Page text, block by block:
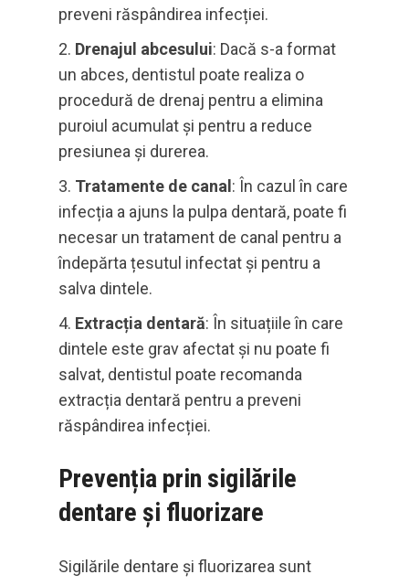
preveni răspândirea infecției.
Drenajul abcesului: Dacă s-a format
un abces, dentistul poate realiza o
procedură de drenaj pentru a elimina
puroiul acumulat și pentru a reduce
presiunea și durerea.
Tratamente de canal : În cazul în care
infecția a ajuns la pulpa dentară, poate fi
necesar un tratament de canal pentru a
îndepărta țesutul infectat și pentru a
salva dintele.
Extracția dentară: În situațiile în care
dintele este grav afectat și nu poate fi
salvat, dentistul poate recomanda
extracția dentară pentru a preveni
răspândirea infecției.
Prevenția prin sigilările
dentare și fluorizare
Sigilările dentare și fluorizarea sunt